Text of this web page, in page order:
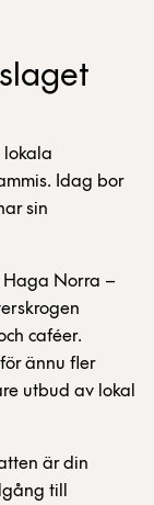
lokala
Idag bor
sin
Norra –
caféer.
ännu fler
utbud av lokal
är din
till